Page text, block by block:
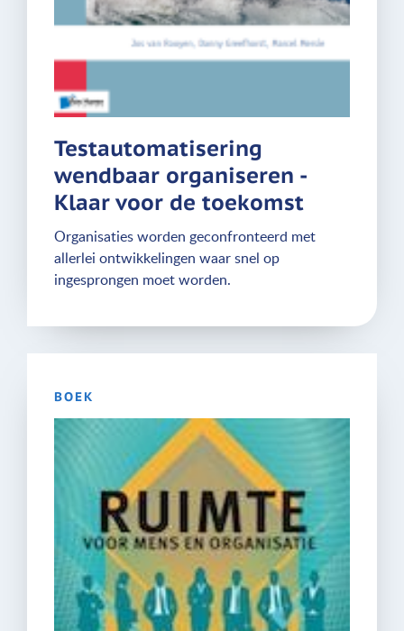
Testautomatisering
wendbaar organiseren -
Klaar voor de toekomst
Organisaties worden geconfronteerd met
allerlei ontwikkelingen waar snel op
ingesprongen moet worden.
BOEK